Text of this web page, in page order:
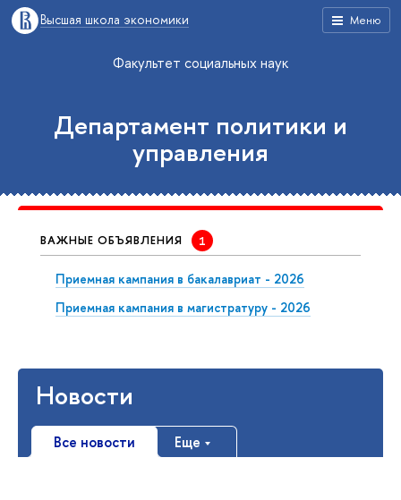
Меню
Высшая школа экономики
Факультет социальных наук
Департамент политики и
управления
ВАЖНЫЕ ОБЪЯВЛЕНИЯ
Приемная кампания в бакалавриат - 2026
Приемная кампания в магистратуру - 2026
Новости
Все новости Еще